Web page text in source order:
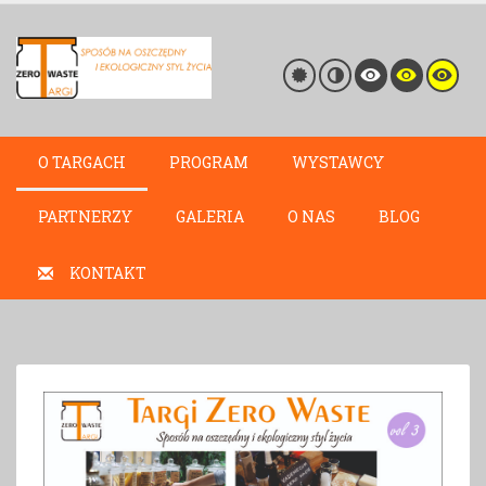
O TARGACH PROGRAM WYSTAWCY
PARTNERZY GALERIA O NAS BLOG
KONTAKT